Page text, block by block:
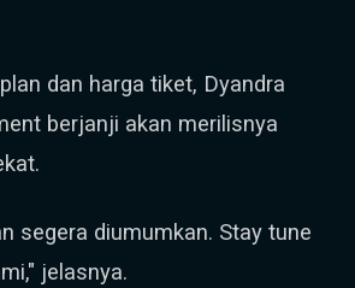
dan harga tiket, Dyandra
berjanji akan merilisnya
segera diumumkan. Stay tune
jelasnya.